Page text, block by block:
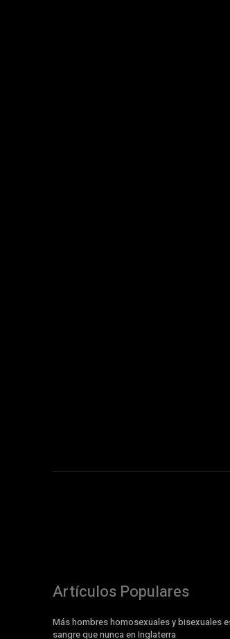
Artículos Populares
Más hombres homosexuales y bisexuales
sangre que nunca en Inglaterra